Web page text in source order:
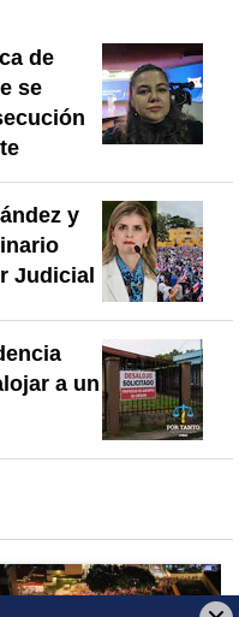
de
se
y
Judicial
a un
"Diputada de Pueblo
artículo de tendencia con